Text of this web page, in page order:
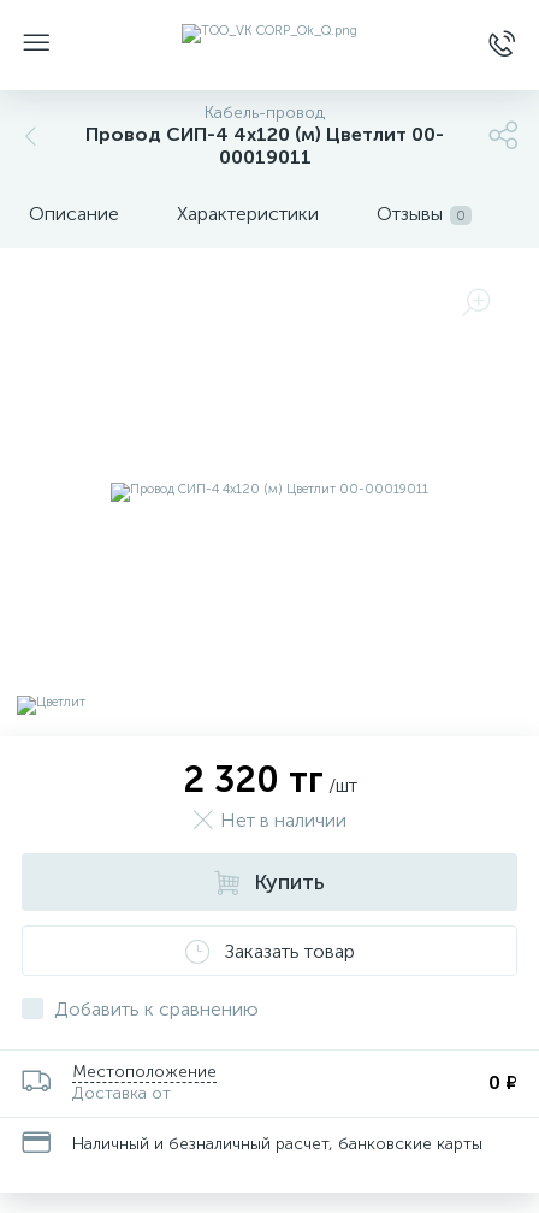
Кабель-провод
Провод СИП-4 4х120 (м) Цветлит 00-
00019011
Описание Характеристики Отзывы 0
2 320 тг /шт
Нет в наличии
Купить
Заказать товар
Добавить к сравнению
Местоположение
Доставка от
0 ₽
Наличный и безналичный расчет, банковские карты